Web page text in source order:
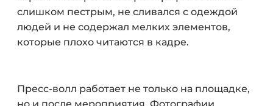
слишком пестрым, не сливался с одеждой
людей и не содержал мелких элементов,
которые плохо читаются в кадре.
Пресс-волл работает не только на площадке,